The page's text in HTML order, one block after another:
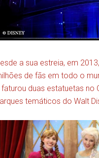
a sua estreia, em
de fãs em todo o
faturou duas estatuetas no
temáticos do Walt